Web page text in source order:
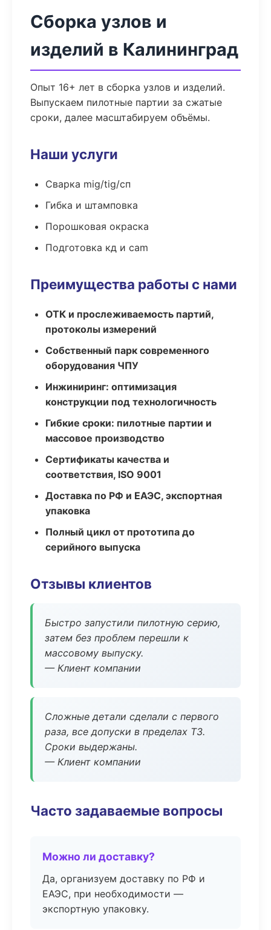
Сборка узлов и
изделий в Калининград
Опыт 16+ лет в сборка узлов и изделий.
Выпускаем пилотные партии за сжатые
сроки, далее масштабируем объёмы.
Наши услуги
Сварка mig/tig/сп
Гибка и штамповка
Порошковая окраска
Подготовка кд и cam
Преимущества работы с нами
ОТК и прослеживаемость партий,
протоколы измерений
Собственный парк современного
оборудования ЧПУ
Инжиниринг: оптимизация
конструкции под технологичность
Гибкие сроки: пилотные партии и
массовое производство
Сертификаты качества и
соответствия, ISO 9001
Доставка по РФ и ЕАЭС, экспортная
упаковка
Полный цикл от прототипа до
серийного выпуска
Отзывы клиентов
Быстро запустили пилотную серию,
затем без проблем перешли к
массовому выпуску.
— Клиент компании
Сложные детали сделали с первого
раза, все допуски в пределах ТЗ.
Сроки выдержаны.
— Клиент компании
Часто задаваемые вопросы
Можно ли доставку?
Да, организуем доставку по РФ и
ЕАЭС, при необходимости —
экспортную упаковку.